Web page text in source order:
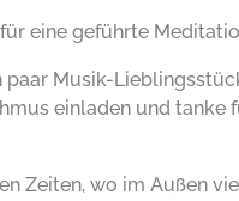
eine geführte
paar Musik-
einladen und tanke
Zeiten, wo im Außen